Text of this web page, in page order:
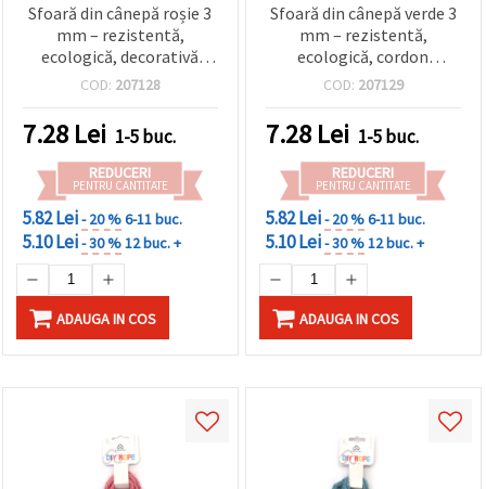
Sfoară din cânepă roșie 3
mm – rezistentă,
ecologică, decorativă
pentru hobby, DIY & craft,
COD: 207128
7.28 Lei 1-5 buc.
REDUCERI
PENTRU CANTITATE
5.82 Lei- 20 %6-11 buc.
5.10 Lei- 30 %12 buc. +
ADAUGA IN COS
Sfoară din cânepă verde 3
mm – rezistentă,
ecologică, cordon
decorativ pentru hobby,
COD: 207129
7.28 Lei 1-5 buc.
REDUCERI
PENTRU CANTITATE
5.82 Lei- 20 %6-11 buc.
5.10 Lei- 30 %12 buc. +
ADAUGA IN COS